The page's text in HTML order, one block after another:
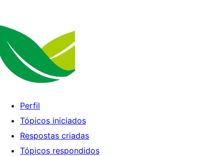
conteúdo
Perfil
Tópicos iniciados
Respostas criadas
Tópicos respondidos